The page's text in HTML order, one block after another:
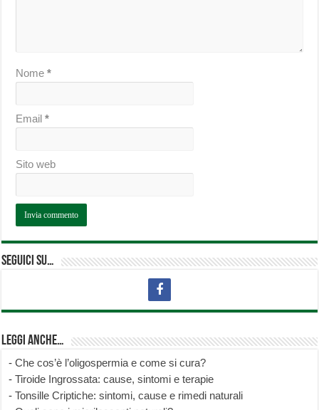
Nome*
Email*
Sito web
Seguici su…
Leggi anche…
-Che cos’è l’oligospermia e come si cura?
-Tiroide Ingrossata: cause, sintomi e terapie
-Tonsille Criptiche: sintomi, cause e rimedi naturali